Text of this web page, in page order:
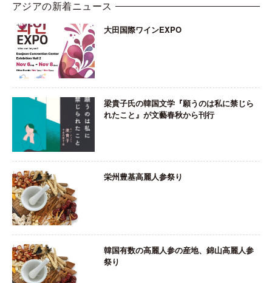
アジアの新着ニュース
大田国際ワインEXPO
梁貴子氏の韓国文学『願うのは私に禁じら
れたこと』が文藝春秋から刊行
栄州豊基高麗人参祭り
韓国有数の高麗人参の産地、錦山高麗人参
祭り